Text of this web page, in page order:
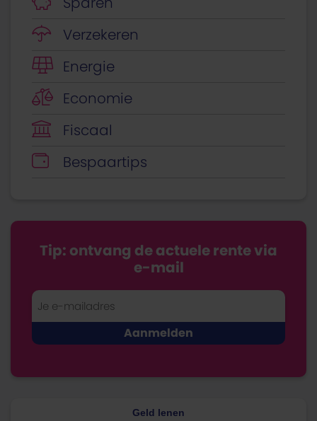
Verzekeren
Energie
Economie
Fiscaal
Bespaartips
Tip: ontvang de actuele rente via
e-mail
Geld lenen